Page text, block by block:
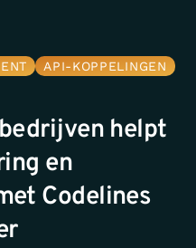
API-KOPPELINGEN
helpt
en
Codelines